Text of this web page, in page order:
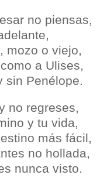
no piensas,
mozo o viejo,
a Ulises,
sin Penélope.
no regreses,
y tu vida,
más fácil,
no hollada,
nunca visto.